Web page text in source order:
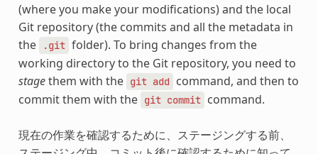
(where you make your modifications) and the local
Git repository (the commits and all the metadata in
the
.git folder). To bring changes from the
working directory to the Git repository, you need to
stagethem with the git add command, and then to
commit them with the git commit command.
現在の作業を確認するために、ステージングする前、